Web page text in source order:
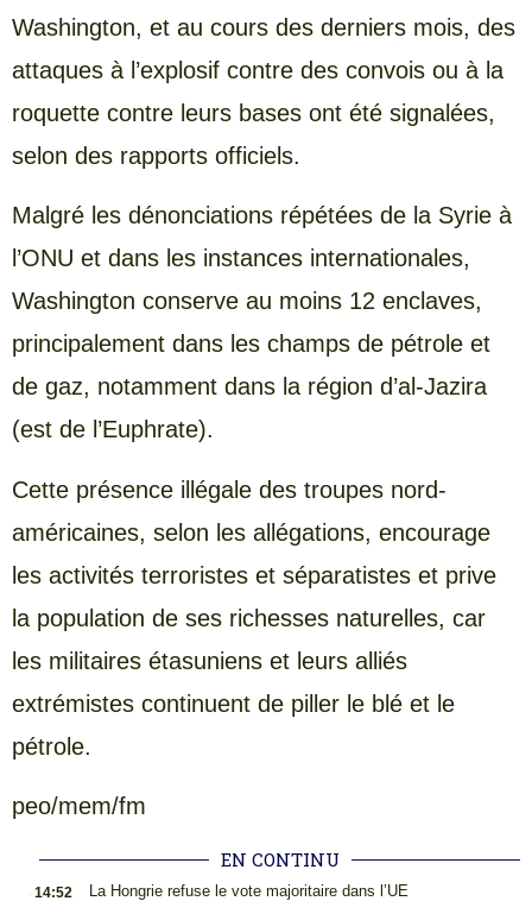
Washington, et au cours des derniers mois, des
attaques à l’explosif contre des convois ou à la
roquette contre leurs bases ont été signalées,
selon des rapports officiels.
Malgré les dénonciations répétées de la Syrie à
l’ONU et dans les instances internationales,
Washington conserve au moins 12 enclaves,
principalement dans les champs de pétrole et
de gaz, notamment dans la région d’al-Jazira
(est de l’Euphrate).
Cette présence illégale des troupes nord-
américaines, selon les allégations, encourage
les activités terroristes et séparatistes et prive
la population de ses richesses naturelles, car
les militaires étasuniens et leurs alliés
extrémistes continuent de piller le blé et le
pétrole.
peo/mem/fm
EN CONTINU
14:52 La Hongrie refuse le vote majoritaire dans l’UE